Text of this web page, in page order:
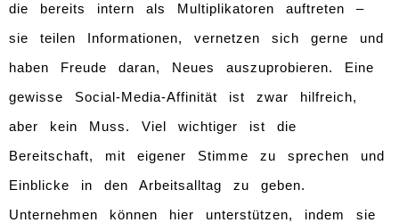
die bereits intern als Multiplikatoren auftreten –
sie teilen Informationen, vernetzen sich gerne und
haben Freude daran, Neues auszuprobieren. Eine
gewisse Social-Media-Affinität ist zwar hilfreich,
aber kein Muss. Viel wichtiger ist die
Bereitschaft, mit eigener Stimme zu sprechen und
Einblicke in den Arbeitsalltag zu geben.
Unternehmen können hier unterstützen, indem sie